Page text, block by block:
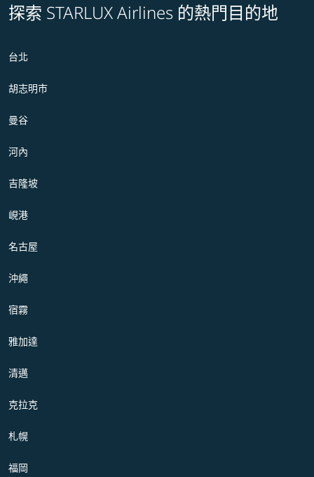
探索 STARLUX Airlines 的熱門目的地
台北
胡志明市
曼谷
河內
吉隆坡
峴港
名古屋
沖繩
宿霧
雅加達
清邁
克拉克
札幌
福岡